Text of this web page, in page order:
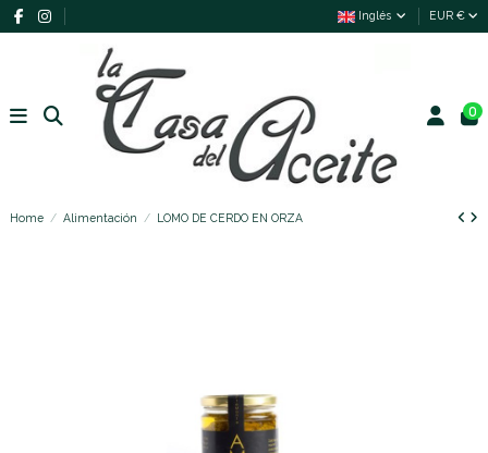
Inglés EUR €
0
Home Alimentación LOMO DE CERDO EN ORZA